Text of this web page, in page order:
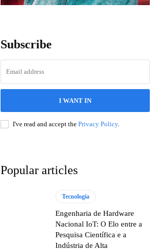
Subscribe
I WANT IN
I've read and accept the Privacy Policy.
Popular articles
Tecnologia
Engenharia de Hardware
Nacional IoT: O Elo entre a
Pesquisa Científica e a
Indústria de Alta